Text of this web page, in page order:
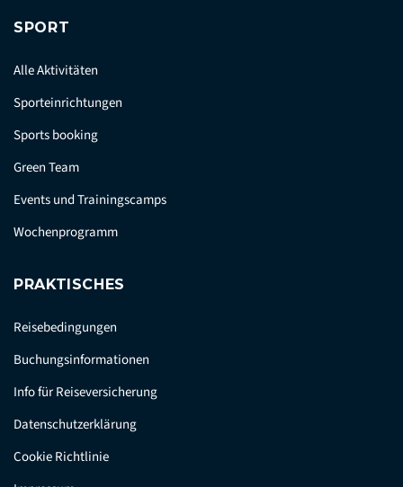
SPORT
Alle Aktivitäten
Sporteinrichtungen
Sports booking
Green Team
Events und Trainingscamps
Wochenprogramm
PRAKTISCHES
Reisebedingungen
Buchungsinformationen
Info für Reiseversicherung
Datenschutzerklärung
Cookie Richtlinie